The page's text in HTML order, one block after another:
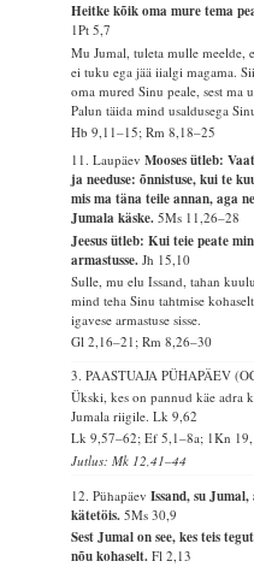
Heitke kõik oma mure tema
1Pt 5,7
Mu Jumal, tuleta mulle meelde,
ei tuku ega jää iialgi magama.
oma mured Sinu peale, sest ma
Palun täida mind usaldusega
Hb 9,11–15; Rm 8,18–25
11. LaupäevMooses ütleb:
ja needuse: õnnistuse, kui te
mis ma täna teile annan, aga
Jumala käske.5Ms 11,26–28
Jeesus ütleb: Kui teie peate
armastusse.Jh 15,10
Sulle, mu elu Issand, tahan
mind teha Sinu tahtmise
igavese armastuse sisse.
Gl 2,16–21; Rm 8,26–30
3. PAASTUAJA PÜHAPÄEV
Ükski, kes on pannud käe adra
Jumala riigile.Lk 9,62
Lk 9,57–62; Ef 5,1–8a; 1Kn
Jutlus: Mk 12,41–44
12. PühapäevIssand, su
kätetöis.5Ms 30,9
Sest Jumal on see, kes teis
nõu kohaselt.Fl 2,13